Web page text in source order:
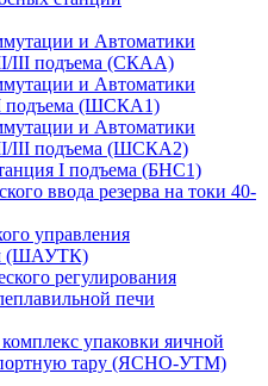
и Автоматики
III подъема (СКАА)
и Автоматики
подъема (ШСКА1)
и Автоматики
II/III подъема (ШСКА2)
I подъема (БНС1)
ввода резерва на токи 40-
управления
(ШАУТК)
регулирования
печи
упаковки яичной
тару (ЯСНО-УТМ)